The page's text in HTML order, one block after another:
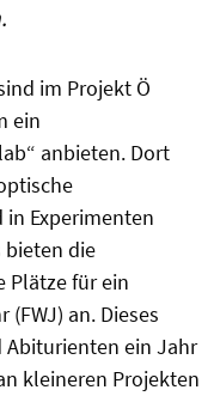
im Projekt Ö
ein
anbieten. Dort
Experimenten
bieten die
Plätze für ein
an. Dieses
ein Jahr
kleineren Projekten